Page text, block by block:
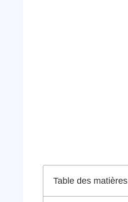
Table des matières